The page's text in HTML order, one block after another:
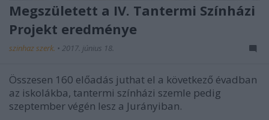
Megszületett a IV. Tantermi Színházi
Projekt eredménye
szinhaz szerk. • 2017. június 18.
Összesen 160 előadás juthat el a következő évadban
az iskolákba, tantermi színházi szemle pedig
szeptember végén lesz a Jurányiban.